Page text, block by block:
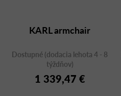
KARL armchair
Dostupné (dodacia lehota 4 - 8
týždňov)
1 339,47 €